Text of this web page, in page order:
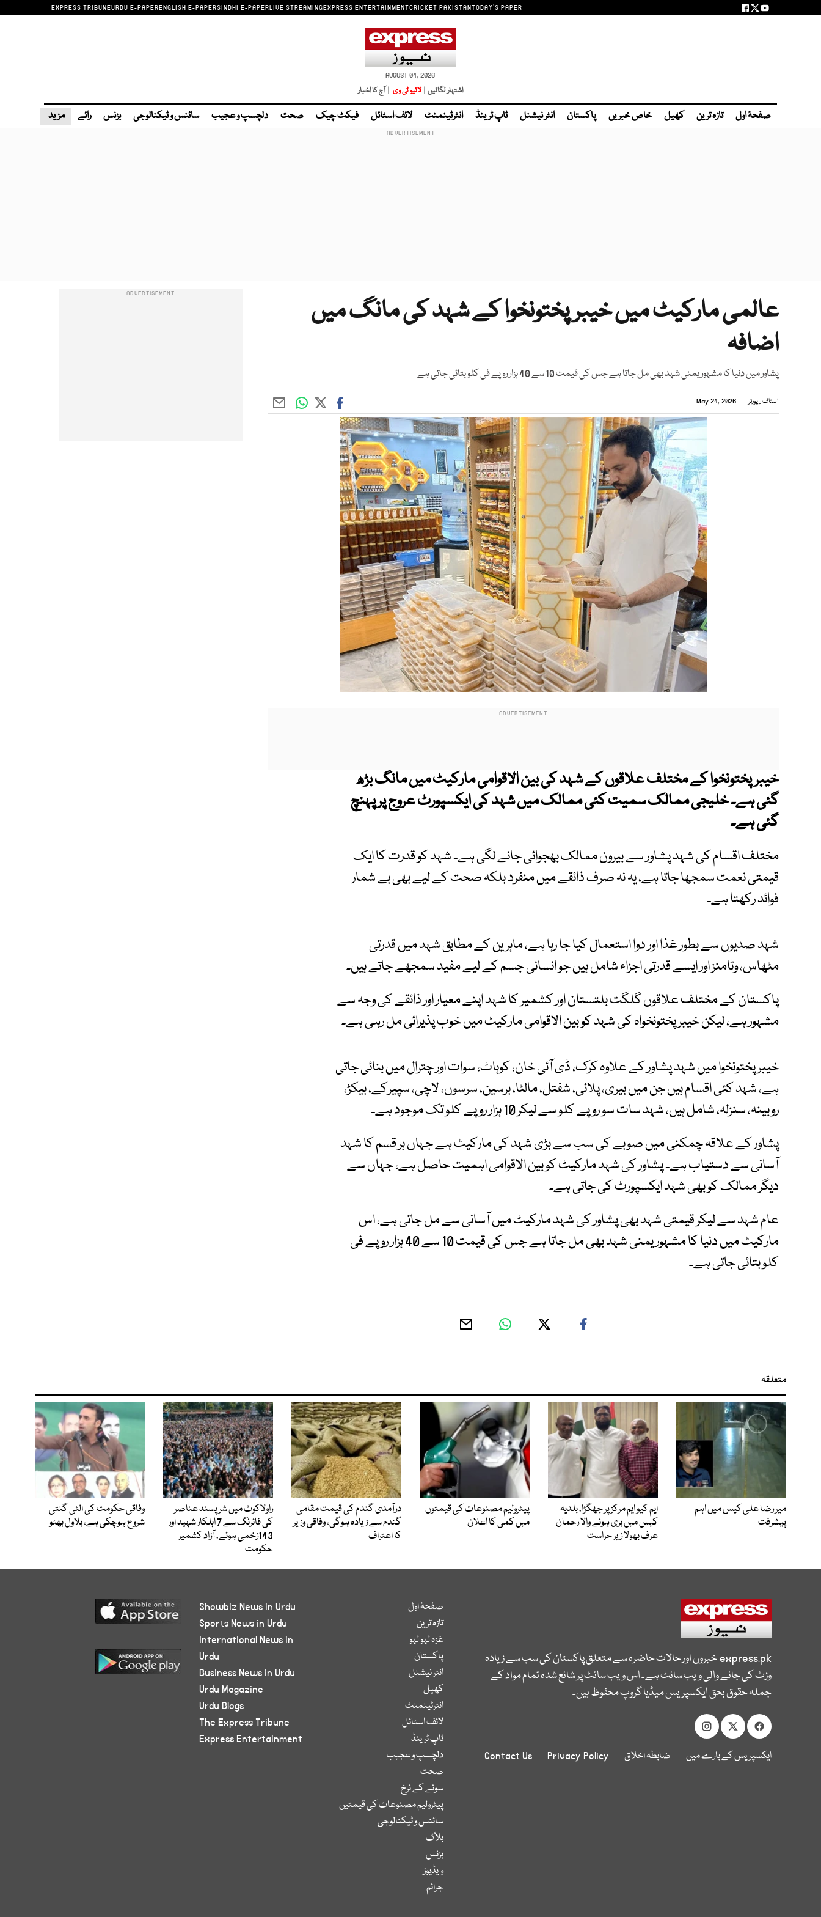
EXPRESS TRIBUNEURDU E-PAPERENGLISH E-PAPERSINDHI E-PAPERLIVE STREAMINGEXPRESS ENTERTAINMENTCRICKET PAKISTANTODAY'S PAPER
AUGUST 04, 2026
اشتہار لگائیں | لائیو ٹی وی | آج کا اخبار
صفحۂ اول تازہ ترین کھیل خاص خبریں پاکستان انٹر نیشنل ٹاپ ٹرینڈ انٹرٹینمنٹ لائف اسٹائل فیکٹ چیک صحت دلچسپ و عجیب سائنس و ٹیکنالوجی بزنس رائے مزید
عالمی مارکیٹ میں خیبرپختونخوا کے شہد کی مانگ میں
اضافہ
پشاور میں دنیا کا مشہور یمنی شہد بھی مل جاتا ہے جس کی قیمت 10 سے 40 ہزار روپے فی کلو بتائی جاتی ہے
اسٹاف رپورٹر May 24, 2026
خیبرپختونخوا کے مختلف علاقوں کے شہد کی بین الاقوامی مارکیٹ میں مانگ بڑھ
گئی ہے۔خلیجی ممالک سمیت کئی ممالک میں شہد کی ایکسپورٹ عروج پر پہنچ
گئی ہے۔
مختلف اقسام کی شہد پشاور سے بیرون ممالک بھجوائی جانے لگی ہے۔ شہد کو قدرت کا ایک
قیمتی نعمت سمجھا جاتا ہے، یہ نہ صرف ذائقے میں منفرد بلکہ صحت کے لیے بھی بے شمار
فوائد رکھتا ہے۔
شہد صدیوں سے بطور غذا اور دوا استعمال کیا جا رہا ہے، ماہرین کے مطابق شہد میں قدرتی
مٹھاس، وٹامنز اور ایسے قدرتی اجزاء شامل ہیں جو انسانی جسم کے لیے مفید سمجھے جاتے ہیں۔
پاکستان کے مختلف علاقوں گلگت بلتستان اور کشمیر کا شہد اپنے معیار اور ذائقے کی وجہ سے
مشہور ہے، لیکن خیبر پختونخواہ کی شہد کو بین الاقوامی مارکیٹ میں خوب پذیرائی مل رہی ہے۔
خیبر پختونخوا میں شہد پشاور کے علاوہ کرک، ڈی آئی خان، کوہاٹ، سوات اور چترال میں بنائی جاتی
ہے، شہد کئی اقسام ہیں جن میں بیری، پلائی، شفتل، مالٹا، برسین، سرسوں، لاچی، سپیرکے، بیکڑ،
روبینہ، سنزلہ، شامل ہیں، شہد سات سو روپے کلو سے لیکر 10 ہزار روپے کلو تک موجود ہے۔
پشاور کے علاقہ چمکنی میں صوبے کی سب سے بڑی شہد کی مارکیٹ ہے جہاں ہر قسم کا شہد
آسانی سے دستیاب ہے۔ پشاور کی شہد مارکیٹ کو بین الاقوامی اہمیت حاصل ہے، جہاں سے
دیگر ممالک کو بھی شہد ایکسپورٹ کی جاتی ہے۔
عام شہد سے لیکر قیمتی شہد بھی پشاور کی شہد مارکیٹ میں آسانی سے مل جاتی ہے، اس
مارکیٹ میں دنیا کا مشہور یمنی شہد بھی مل جاتا ہے جس کی قیمت 10 سے 40 ہزار روپے فی
کلو بتائی جاتی ہے۔
متعلقہ
میر رضا علی کیس میں اہم
پیشرفت
ایم کیو ایم مرکز پر جھگڑا، بلدیہ
کیس میں بری ہونے والا رحمان
عرف بھولا زیر حراست
پیٹرولیم مصنوعات کی قیمتوں
میں کمی کا اعلان
درآمدی گندم کی قیمت مقامی
گندم سے زیادہ ہوگی، وفاقی وزیر
کا اعتراف
راولاکوٹ میں شرپسند عناصر
کی فائرنگ سے 7 اہلکار شہید اور
143زخمی ہوئے، آزاد کشمیر
حکومت
وفاقی حکومت کی الٹی گنتی
شروع ہوچکی ہے، بلاول بھٹو
express.pkخبروں اور حالات حاضرہ سے متعلق پاکستان کی سب سے زیادہ
وزٹ کی جانے والی ویب سائٹ ہے۔ اس ویب سائٹ پر شائع شدہ تمام مواد کے
جملہ حقوق بحق ایکسپریس میڈیا گروپ محفوظ ہیں۔
ایکسپریس کے بارے میں ضابطہ اخلاق Privacy Policy
Contact Us
صفحۂ اول
تازہ ترین
غزہ لہو لہو
پاکستان
انٹر نیشنل
کھیل
انٹرٹینمنٹ
لائف اسٹائل
ٹاپ ٹرینڈ
دلچسپ و عجیب
صحت
سونے کے نرخ
پیٹرولیم مصنوعات کی قیمتیں
سائنس و ٹیکنالوجی
بلاگ
بزنس
ویڈیوز
جرائم
Showbiz News in Urdu
Sports News in Urdu
International News in
Urdu
Business News in Urdu
Urdu Magazine
Urdu Blogs
The Express Tribune
Express Entertainment